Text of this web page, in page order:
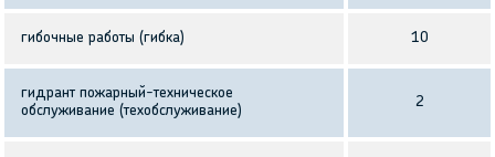
гибочные работы (гибка) 10
гидрант пожарный-техническое
обслуживание (техобслуживание)
2